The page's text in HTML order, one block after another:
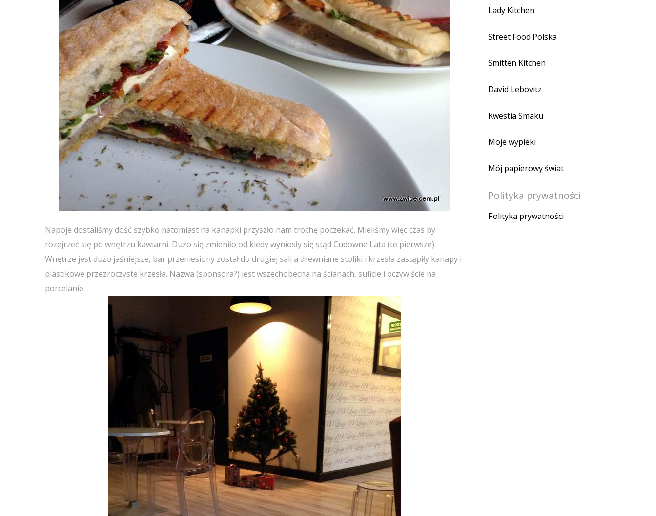
Napoje dostaliśmy dość szybko natomiast na kanapki przyszło nam trochę poczekać. Mieliśmy więc czas by
rozejrzeć się po wnętrzu kawiarni. Dużo się zmieniło od kiedy wyniosły się stąd Cudowne Lata (te pierwsze).
Wnętrze jest dużo jaśniejsze, bar przeniesiony został do drugiej sali a drewniane stoliki i krzesła zastąpiły kanapy i
plastikowe przezroczyste krzesła. Nazwa (sponsora?) jest wszechobecna na ścianach, suficie i oczywiście na
porcelanie.
Lady Kitchen
Street Food Polska
Smitten Kitchen
David Lebovitz
Kwestia Smaku
Moje wypieki
Mój papierowy świat
Polityka prywatności
Polityka prywatności